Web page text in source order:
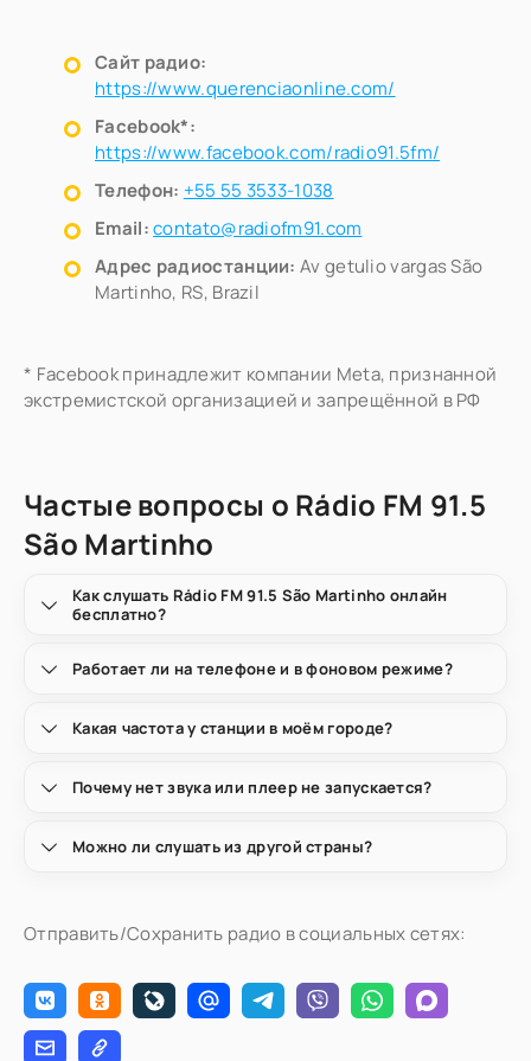
Сайт радио:
https://www.querenciaonline.com/
Facebook*:
https://www.facebook.com/radio91.5fm/
Телефон: +55 55 3533-1038
Email:contato@radiofm91.com
Адрес радиостанции: Av getulio vargas São
Martinho, RS, Brazil
* Facebook принадлежит компании Meta, признанной
экстремистской организацией и запрещённой в РФ
Частые вопросы о Rádio FM 91.5
São Martinho
Как слушать Rádio FM 91.5 São Martinho онлайн
бесплатно?
Работает ли на телефоне и в фоновом режиме?
Какая частота у станции в моём городе?
Почему нет звука или плеер не запускается?
Можно ли слушать из другой страны?
Отправить/Сохранить радио в социальных сетях: